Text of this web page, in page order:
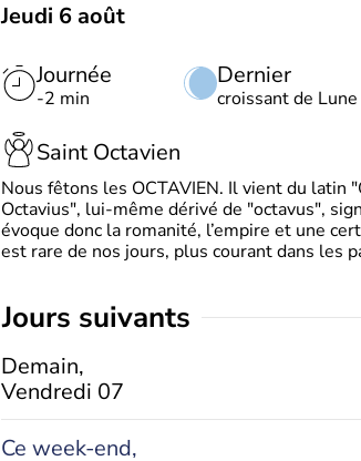
Jeudi 6 août
Journée
-2 min
Dernier
croissant de Lune
Saint Octavien
Nous fêtons les OCTAVIEN. Il vient du latin
Octavius", lui-même dérivé de "octavus",
évoque donc la romanité, l’empire et une
est rare de nos jours, plus courant dans les
jours suivants
Demain,
Vendredi 07
Ce week-end,